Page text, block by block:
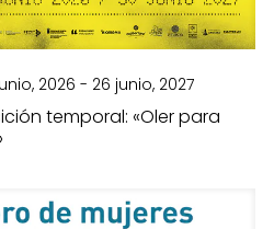
2026 - 26 junio, 2027
temporal: «Oler para